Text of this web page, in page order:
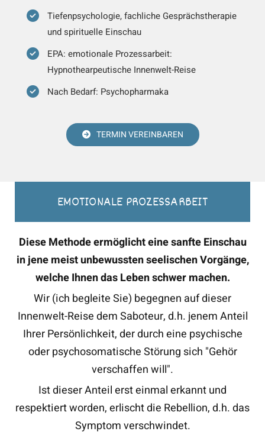
Tiefenpsychologie, fachliche Gesprächstherapie
und spirituelle Einschau
EPA: emotionale Prozessarbeit:
Hypnothearpeutische Innenwelt-Reise
Nach Bedarf: Psychopharmaka
TERMIN VEREINBAREN
EMOTIONALE PROZESSARBEIT
Diese Methode ermöglicht eine sanfte Einschau
in jene meist unbewussten seelischen Vorgänge,
welche Ihnen das Leben schwer machen.
Wir (ich begleite Sie) begegnen auf dieser
Innenwelt-Reise dem Saboteur, d.h. jenem Anteil
Ihrer Persönlichkeit, der durch eine psychische
oder psychosomatische Störung sich "Gehör
verschaffen will".
Ist dieser Anteil erst einmal erkannt und
respektiert worden, erlischt die Rebellion, d.h. das
Symptom verschwindet.